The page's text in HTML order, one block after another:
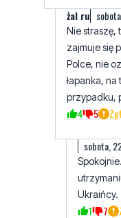
żal ru
Nie straszę,
zajmuje się
Polce, nie
łapanka,
przypadku,
4 5
sobota,
Ukraińcy.
1 7